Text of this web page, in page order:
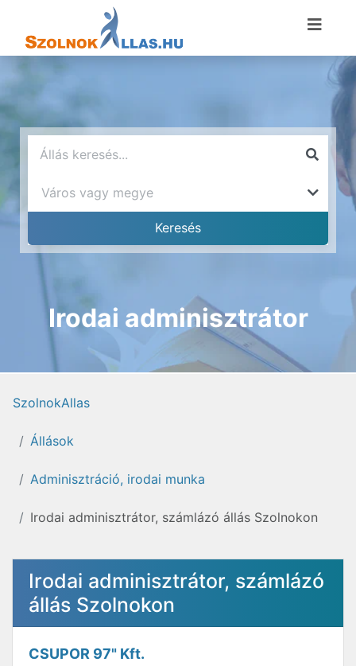
Irodai adminisztrátor
SzolnokAllas
Állások
Adminisztráció, irodai munka
Irodai adminisztrátor, számlázó állás Szolnokon
Irodai adminisztrátor, számlázó
állás Szolnokon
CSUPOR 97" Kft.